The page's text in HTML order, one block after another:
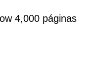
4,000 páginas